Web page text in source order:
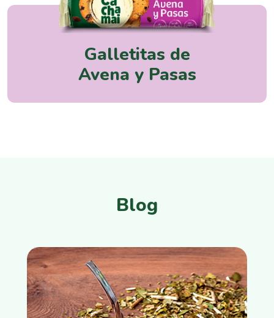
Galletitas de
Avena y Pasas
Blog